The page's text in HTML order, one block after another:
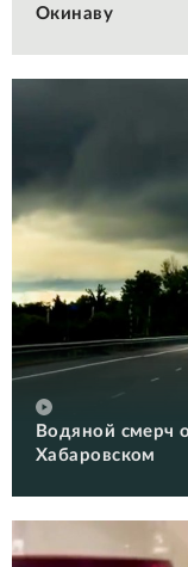
Окинаву
Водяной смерч
Хабаровском